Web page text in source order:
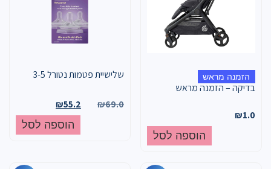
הזמנה מראש
בדיקה – הזמנה מראש
₪1.0
הוספה לסל
שלישיית פטמות נטורל 3-5
₪69.0
₪55.2
הוספה לסל